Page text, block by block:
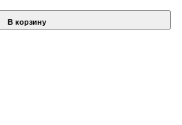
В корзину